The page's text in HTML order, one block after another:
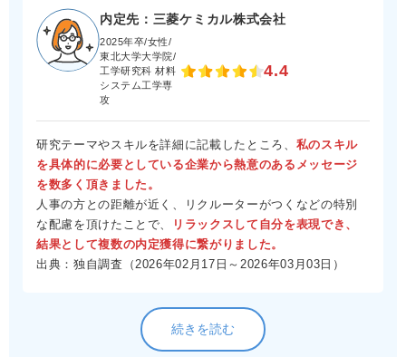
内定先：三菱ケミカル株式会社
2025年卒/女性/
東北大学大学院/
工学研究科 材料
システム工学専
攻
4.4
研究テーマやスキルを詳細に記載したところ、 私のスキル
を具体的に必要としている企業から熱意のあるメッセージ
を数多く頂きました。
人事の方との距離が近く、リクルーターがつくなどの特別
な配慮を頂けたことで、
リラックスして自分を表現でき、
結果として複数の内定獲得に繋がりました。
出典：独自調査（2026年02月17日～2026年03月03日）
続きを読む